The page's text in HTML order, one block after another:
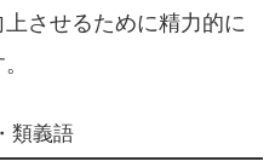
させるために精力的に
類義語